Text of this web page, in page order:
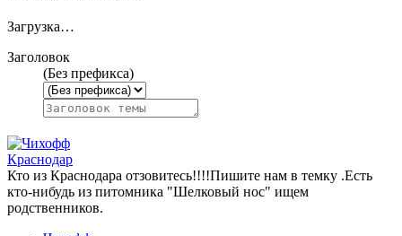
Загрузка…
Заголовок
(Без префикса)
Краснодар
Кто из Краснодара отзовитесь!!!!Пишите нам в темку .Есть
кто-нибудь из питомника "Шелковый нос" ищем
родственников.